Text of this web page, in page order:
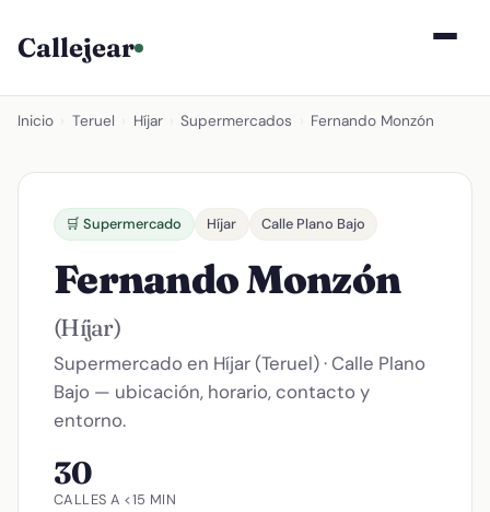
Callejear
Inicio Teruel Híjar Supermercados Fernando Monzón
🛒 Supermercado Híjar Calle Plano Bajo
Fernando Monzón
(Híjar)
Supermercado en Híjar (Teruel) · Calle Plano
Bajo — ubicación, horario, contacto y
entorno.
30
CALLES A <15 MIN